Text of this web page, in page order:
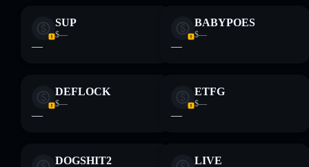
SUP
$—
—
BABYPOES
$—
—
DEFLOCK
$—
—
ETFG
$—
—
DOGSHIT2 LIVE